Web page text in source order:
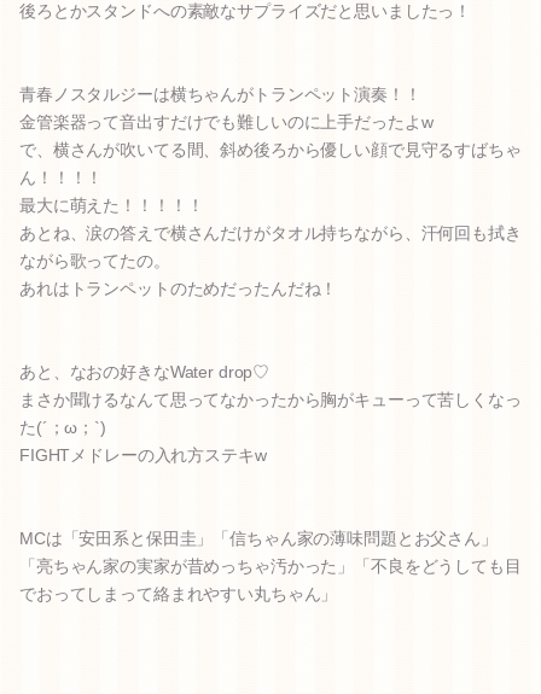
後ろとかスタンドへの素敵なサプライズだと思いましたっ！
青春ノスタルジーは横ちゃんがトランペット演奏！！
金管楽器って音出すだけでも難しいのに上手だったよw
で、横さんが吹いてる間、斜め後ろから優しい顔で見守るすばちゃ
ん！！！！
最大に萌えた！！！！！
あとね、涙の答えで横さんだけがタオル持ちながら、汗何回も拭き
ながら歌ってたの。
あれはトランペットのためだったんだね！
あと、なおの好きなWater drop♡
まさか聞けるなんて思ってなかったから胸がキューって苦しくなっ
た(´；ω；`)
FIGHTメドレーの入れ方ステキw
MCは「安田系と保田圭」「信ちゃん家の薄味問題とお父さん」
「亮ちゃん家の実家が昔めっちゃ汚かった」「不良をどうしても目
でおってしまって絡まれやすい丸ちゃん」